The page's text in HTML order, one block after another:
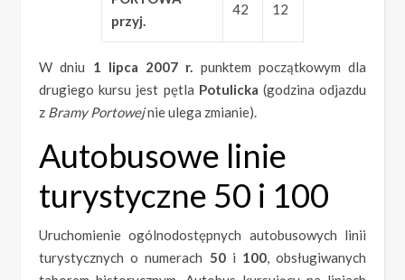
przyj.
42
12
W dniu 1 lipca 2007 r. punktem początkowym dla
drugiego kursu jest pętla Potulicka (godzina odjazdu
z Bramy Portowejnie ulega zmianie).
Autobusowe linie
turystyczne 50 i 100
Uruchomienie ogólnodostępnych autobusowych linii
turystycznych o numerach 50i 100, obsługiwanych